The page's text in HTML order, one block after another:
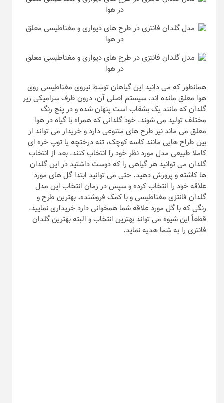
همانطور که می دانید این گیاهان توسط نیروی مغناطیسی روی
هوا معلق مانده اند. سیستم اصلی آن، درون ظرف سرامیکی زیر
گلدان که مانند یک بشقاب است پنهان شده و در پنج رنگ
مختلف تولید می شوند. خود گلدانی که همراه با گیاه در هوا
معلق می ماند نیز طرح های متنوعی دارد و خریدار می تواند از
بین طراح هایی مانند کاسه کوچک، تنه درختچه یا توپ خزه ای
کاملا طبیعی مدل مورد نظر خود را انتخاب کنند. بعد از انتخاب
گلدان می توانید هر گیاهی را که دوست داشتید در این گلدان
ها کاشته و پرورش دهید. حتی می توانید ابتدا گل های مورد
علاقه خود را انتخاب کرده و سپس در زمان انتخاب این مدل
گلدان فانتزی مغناطیسی و با کمک فروشنده، بهترین طرح و
رنگی که با گل مورد علاقه شما همخوانی دارد خریداری نمایید.
قطعاً این شیوه می تواند بهترین انتخاب و البته بهترین گلدان
فانتزی را به شما هدیه نماید.